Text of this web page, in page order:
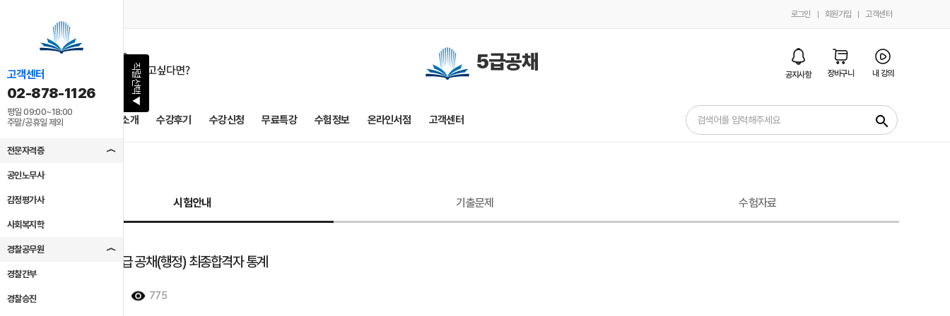
직렬선택
▶
고객센터
02-878-1126
평일 09:00~18:00
주말/공휴일 제외
전문자격증
공인노무사
감정평가사
사회복지학
경찰공무원
경찰간부
경찰승진
로그인 회원가입 고객센터
5급공채
공지사항 장바구니 내 강의
공지사항 교수소개 수강후기 수강신청 무료특강 수험정보 온라인서점 고객센터 search
시험안내 기출문제 수험자료
2023년도 5급 공채(행정) 최종합격자 통계
775